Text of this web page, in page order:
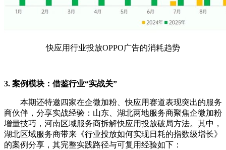
快应用行业投放OPPO广告的消耗趋势
3. 案例模块：借鉴行业“实战关”
本期还特邀四家在企微加粉、快应用赛道表现突出的服务
商伙伴，分享实战经验：山东、湖北两地服务商聚焦企微加粉
增量技巧，河南区域服务商拆解快应用投放破局方法。其中，
湖北区域服务商带来《行业投放如何实现日耗的指数级增长》
的案例分享，其完整实践路径与可复用经验如下：